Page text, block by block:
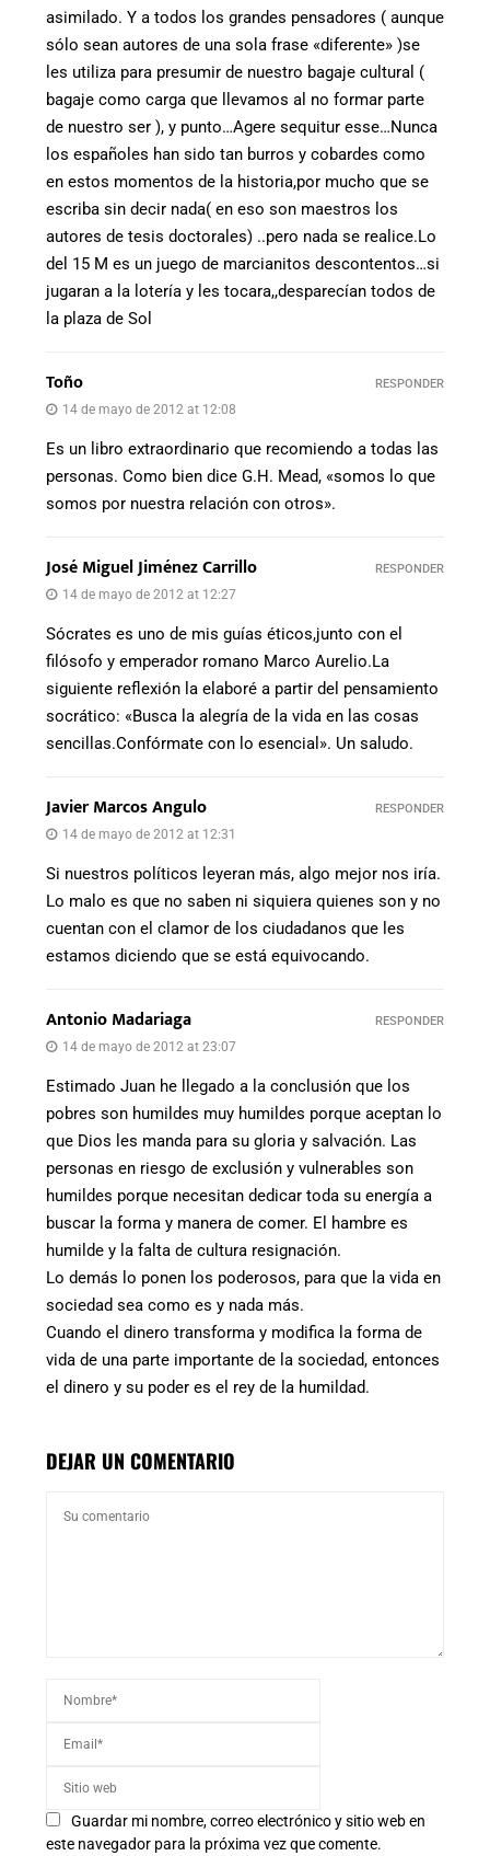
asimilado. Y a todos los grandes pensadores ( aunque
sólo sean autores de una sola frase «diferente» )se
les utiliza para presumir de nuestro bagaje cultural (
bagaje como carga que llevamos al no formar parte
de nuestro ser ), y punto…Agere sequitur esse…Nunca
los españoles han sido tan burros y cobardes como
en estos momentos de la historia,por mucho que se
escriba sin decir nada( en eso son maestros los
autores de tesis doctorales) ..pero nada se realice.Lo
del 15 M es un juego de marcianitos descontentos…si
jugaran a la lotería y les tocara,,desparecían todos de
la plaza de Sol
Toño
14 de mayo de 2012 at 12:08
Es un libro extraordinario que recomiendo a todas las
personas. Como bien dice G.H. Mead, «somos lo que
somos por nuestra relación con otros».
RESPONDER
José Miguel Jiménez Carrillo
14 de mayo de 2012 at 12:27
Sócrates es uno de mis guías éticos,junto con el
filósofo y emperador romano Marco Aurelio.La
siguiente reflexión la elaboré a partir del pensamiento
socrático: «Busca la alegría de la vida en las cosas
sencillas.Confórmate con lo esencial». Un saludo.
RESPONDER
Javier Marcos Angulo
14 de mayo de 2012 at 12:31
Si nuestros políticos leyeran más, algo mejor nos iría.
Lo malo es que no saben ni siquiera quienes son y no
cuentan con el clamor de los ciudadanos que les
estamos diciendo que se está equivocando.
RESPONDER
Antonio Madariaga
14 de mayo de 2012 at 23:07
Estimado Juan he llegado a la conclusión que los
pobres son humildes muy humildes porque aceptan lo
que Dios les manda para su gloria y salvación. Las
personas en riesgo de exclusión y vulnerables son
humildes porque necesitan dedicar toda su energía a
buscar la forma y manera de comer. El hambre es
humilde y la falta de cultura resignación.
Lo demás lo ponen los poderosos, para que la vida en
sociedad sea como es y nada más.
Cuando el dinero transforma y modifica la forma de
vida de una parte importante de la sociedad, entonces
el dinero y su poder es el rey de la humildad.
RESPONDER
DEJAR UN COMENTARIO
Guardar mi nombre, correo electrónico y sitio web en
este navegador para la próxima vez que comente.